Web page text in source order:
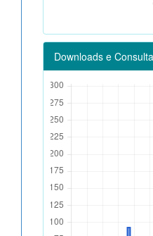
Downloads e